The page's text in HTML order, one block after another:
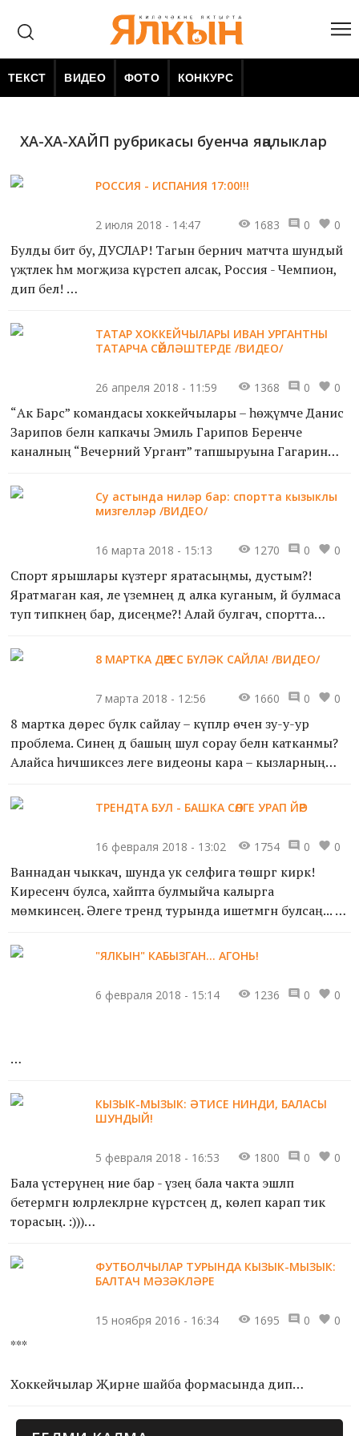
ТЕКСТ ВИДЕО ФОТО КОНКУРС
ХА-ХА-ХАЙП рубрикасы буенча яңалыклар
РОССИЯ - ИСПАНИЯ 17:00!!!
2 июля 2018 - 14:47 1683 0 0
Булды бит бу, ДУСЛАР! Тагын берничә матчта шундый
үҗәтлек һәм могҗиза күрсәтеп алсак, Россия - Чемпион,
дип бел!
Ләкин, дөресен әйтик, моның шулай булачагына берәү дә
ТАТАР ХОККЕЙЧЫЛАРЫ ИВАН УРГАНТНЫ
ТАТАРЧА СӨЙЛӘШТЕРДЕ /ВИДЕО/
26 апреля 2018 - 11:59 1368 0 0
“Ак Барс” командасы хоккейчылары – һөҗүмче Данис
Зарипов белән капкачы Эмиль Гарипов Беренче
каналның “Вечерний Ургант” тапшыруына Гагарин
булды.
Су астында ниләр бар: спортта кызыклы
мизгелләр /ВИДЕО/
16 марта 2018 - 15:13 1270 0 0
Спорт ярышлары күзәтергә яратасыңмы, дустым?!
Яратмаган кая, әле үземнең дә алка куганым, йә булмаса
туп типкәнең бар, дисеңме?! Алай булгач, спортта
8 МАРТКА ДӨРЕС БҮЛӘК САЙЛА! /ВИДЕО/
7 марта 2018 - 12:56 1660 0 0
8 мартка дөрес бүләк сайлау – күпләр өчен зу-у-ур
проблема. Синең дә башың шул сорау белән катканмы?
Алайса һичшиксез әлеге видеоны кара – кызларның
төшенерсең....ТРЕНДТА БУЛ - БАШКА СӨЛГЕ УРАП ЙӨР
16 февраля 2018 - 13:02 1754 0 0
Ваннадан чыккач, шунда ук селфига төшәргә кирәк!
Киресенчә булса, хайпта булмыйча калырга
мөмкинсең. Әлеге тренд турында ишетмәгән булсаң... бу
"ЯЛКЫН" КАБЫЗГАН... АГОНЬ!
6 февраля 2018 - 15:14 1236 0 0
Әгәр безнең шаярулар ошаса, дусларың белән бүлешергә
онытма!
КЫЗЫК-МЫЗЫК: ӘТИСЕ НИНДИ, БАЛАСЫ
ШУНДЫЙ!
5 февраля 2018 - 16:53 1800 0 0
Бала үстерүнең ние бар - үзең бала чакта эшләп
бетермәгән юләрлекләрне күрсәтәсең дә, көлеп карап тик
торасың. :)))
Балаңа "куркыныч" янаганда көлми нишлисең?!
ФУТБОЛЧЫЛАР ТУРЫНДА КЫЗЫК-МЫЗЫК:
БАЛТАЧ МӘЗӘКЛӘРЕ
15 ноября 2016 - 16:34 1695 0 0
***
Хоккейчылар Җирне шайба формасында дип